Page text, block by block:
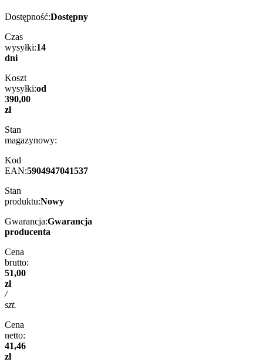
Dostępność:Dostępny
Czas
wysyłki:14
dni
Koszt
wysyłki:od
390,00
zł
Stan
magazynowy:
Kod
EAN:5904947041537
Stan
produktu:Nowy
Gwarancja:Gwarancja
producenta
Cena
brutto:
51,00
zł
/
szt.
Cena
netto:
41,46
zł